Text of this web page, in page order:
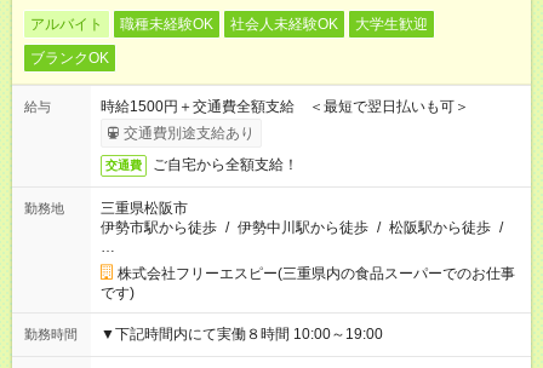
アルバイト 職種未経験OK 社会人未経験OK
大学生歓迎
ブランクOK
給与
時給1500円＋交通費全額支給 ＜最短で翌日払いも可＞
交通費別途支給あり
交通費 ご自宅から全額支給！
勤務地
三重県松阪市
伊勢市駅から徒歩 / 伊勢中川駅から徒歩 / 松阪駅から徒歩 /
…
株式会社フリーエスピー(三重県内の食品スーパーでのお仕事
です)
勤務時間 ▼下記時間内にて実働８時間 10:00～19:00